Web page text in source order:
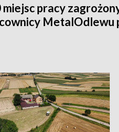
miejsc pracy
MetalOdlewu